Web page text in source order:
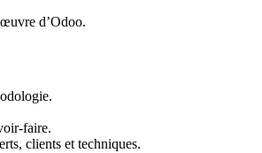
d’Odoo.
faire.
clients et techniques.